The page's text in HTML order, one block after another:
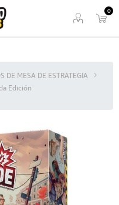
0
DE MESA DE ESTRATEGIA
Edición